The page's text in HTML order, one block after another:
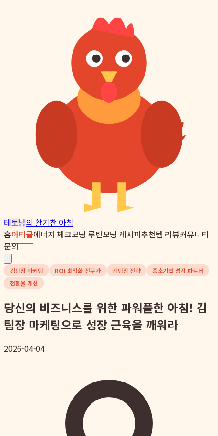
테토남의 활기찬 아침
홈아티클에너지 체크모닝 루틴모닝 레시피추천템 리뷰커뮤니티
문의
김팀장 마케팅 ROI 최적화 전문가 김팀장 전략
중소기업 성장 파트너
전환율 개선
당신의 비즈니스를 위한 파워풀한 아침! 김
팀장 마케팅으로 성장 근육을 깨워라
2026-04-04